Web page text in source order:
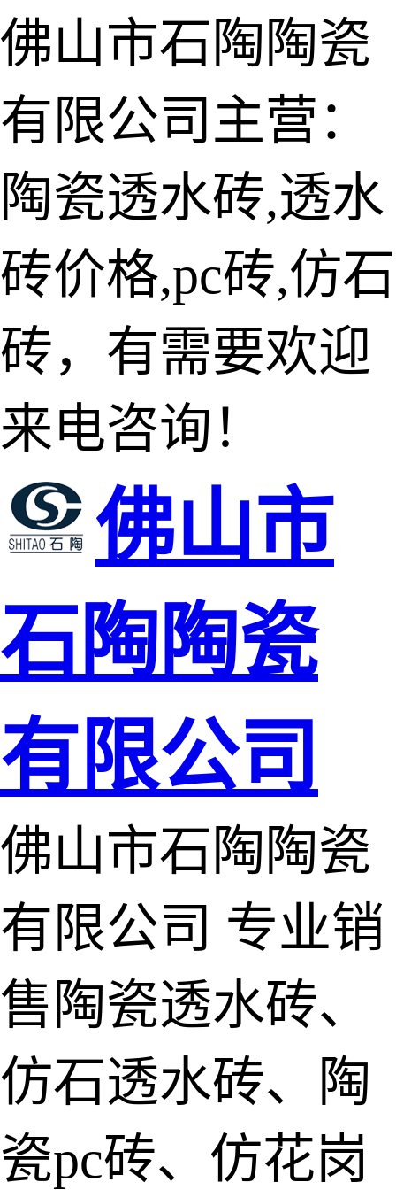
佛山市石陶陶瓷
有限公司主营：
陶瓷透水砖,透水
砖价格,pc砖,仿石
砖，有需要欢迎
来电咨询！
佛山市
石陶陶瓷
有限公司
佛山市石陶陶瓷
有限公司 专业销
售陶瓷透水砖、
仿石透水砖、陶
瓷pc砖、仿花岗
陶瓷透水砖
生态仿石砖
仿石透水砖
承重仿石砖
细面透水砖